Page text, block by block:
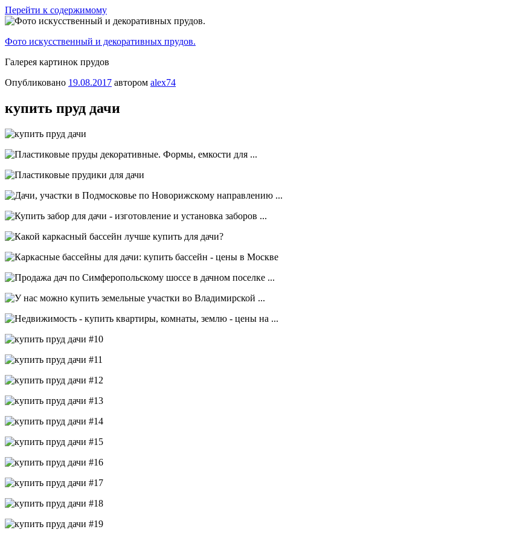
Перейти к содержимому
Фото искусственный и декоративных прудов.
Галерея картинок прудов
Опубликовано 19.08.2017 автором alex74
купить пруд дачи